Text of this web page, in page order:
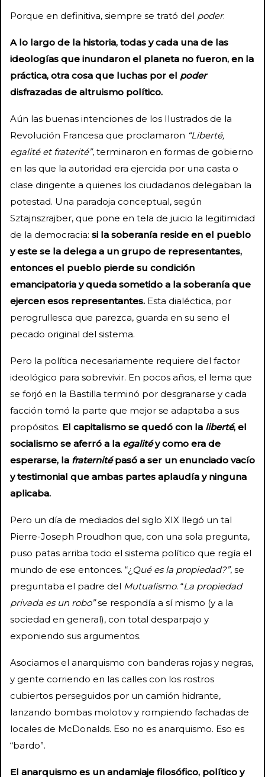
Porque en definitiva, siempre se trató del poder.
A lo largo de la historia, todas y cada una de las
ideologías que inundaron el planeta no fueron, en la
práctica, otra cosa que luchas por el poder
disfrazadas de altruismo político.
Aún las buenas intenciones de los Ilustrados de la
Revolución Francesa que proclamaron “Liberté,
egalité et fraterité”, terminaron en formas de gobierno
en las que la autoridad era ejercida por una casta o
clase dirigente a quienes los ciudadanos delegaban la
potestad. Una paradoja conceptual, según
Sztajnszrajber, que pone en tela de juicio la legitimidad
de la democracia: si la soberanía reside en el pueblo
y este se la delega a un grupo de representantes,
entonces el pueblo pierde su condición
emancipatoria y queda sometido a la soberanía que
ejercen esos representantes. Esta dialéctica, por
perogrullesca que parezca, guarda en su seno el
pecado original del sistema.
Pero la política necesariamente requiere del factor
ideológico para sobrevivir. En pocos años, el lema que
se forjó en la Bastilla terminó por desgranarse y cada
facción tomó la parte que mejor se adaptaba a sus
propósitos. El capitalismo se quedó con la liberté, el
socialismo se aferró a la egalitéy como era de
esperarse, la fraternitépasó a ser un enunciado vacío
y testimonial que ambas partes aplaudía y ninguna
aplicaba.
Pero un día de mediados del siglo XIX llegó un tal
Pierre-Joseph Proudhon que, con una sola pregunta,
puso patas arriba todo el sistema político que regía el
mundo de ese entonces. “¿ Qué es la propiedad?”, se
preguntaba el padre del Mutualismo. “La propiedad
privada es un robo”se respondía a sí mismo (y a la
sociedad en general), con total desparpajo y
exponiendo sus argumentos.
Asociamos el anarquismo con banderas rojas y negras,
y gente corriendo en las calles con los rostros
cubiertos perseguidos por un camión hidrante,
lanzando bombas molotov y rompiendo fachadas de
locales de McDonalds. Eso no es anarquismo. Eso es
“bardo”.
El anarquismo es un andamiaje filosófico, político y